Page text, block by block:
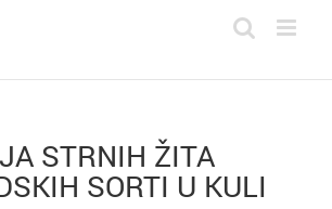
STRNIH ŽITA
SORTI U KULI